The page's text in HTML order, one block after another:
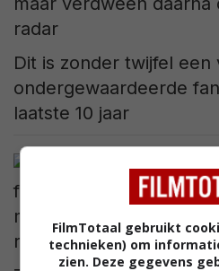
Dit is zonder twijfel een
ondergewaardeerde
laatste 10 jaar
FilmTotaal gebruikt
technieken) om
zien. Deze gegevens